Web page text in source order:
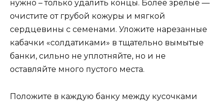
нужно – только удалить концы. Более зрелые —
очистите от грубой кожуры и мягкой
сердцевины с семенами. Уложите нарезанные
кабачки «солдатиками» в тщательно вымытые
банки, сильно не уплотняйте, но и не
оставляйте много пустого места.
Положите в каждую банку между кусочками